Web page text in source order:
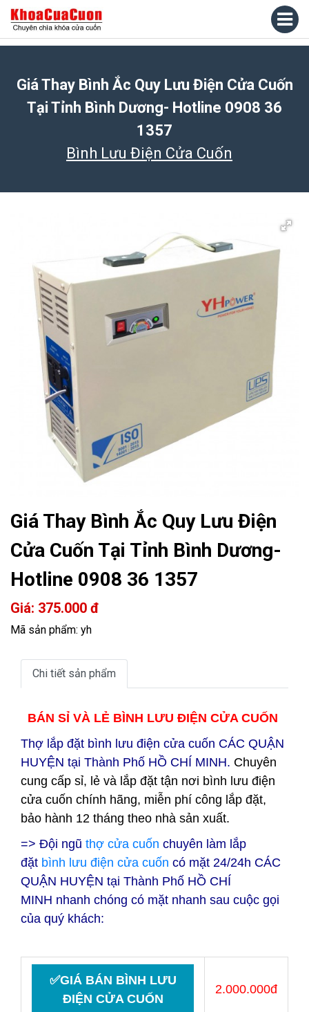
Giá Thay Bình Ắc Quy Lưu Điện Cửa Cuốn
Tại Tỉnh Bình Dương- Hotline 0908 36
1357
Bình Lưu Điện Cửa Cuốn
Giá Thay Bình Ắc Quy Lưu Điện
Cửa Cuốn Tại Tỉnh Bình Dương-
Hotline 0908 36 1357
Giá: 375.000 đ
Mã sản phẩm: yh
Chi tiết sản phẩm
BÁN SỈ VÀ LẺ BÌNH LƯU ĐIỆN CỬA CUỐN
Thợ lắp đặt bình lưu điện cửa cuốn CÁC QUẬN
HUYỆN tại Thành Phố HỒ CHÍ MINH. Chuyên
cung cấp sỉ, lẻ và lắp đặt tận nơi bình lưu điện
cửa cuốn chính hãng, miễn phí công lắp đặt,
bảo hành 12 tháng theo nhà sản xuất.
=> Đội ngũ thợ cửa cuốn chuyên làm lắp
đặt bình lưu điện cửa cuốn có mặt 24/24h CÁC
QUẬN HUYỆN tại Thành Phố HỒ CHÍ
MINH nhanh chóng có mặt nhanh sau cuộc gọi
của quý khách:
✅GIÁ BÁN BÌNH LƯU
ĐIỆN CỬA CUỐN
2.000.000đ